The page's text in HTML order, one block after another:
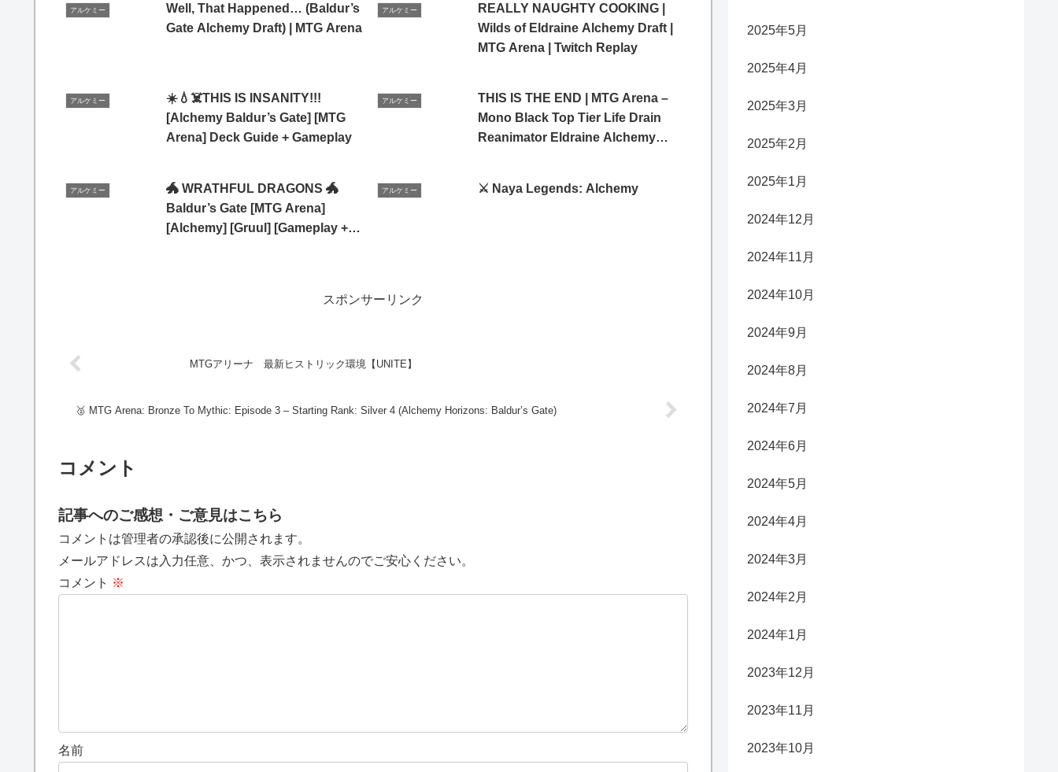
アルケミー
Well, That Happened… (Baldur’s
Gate Alchemy Draft) | MTG Arena
アルケミー
REALLY NAUGHTY COOKING |
Wilds of Eldraine Alchemy Draft |
MTG Arena | Twitch Replay
アルケミー
☀️💧☠️THIS IS INSANITY!!!
[Alchemy Baldur’s Gate] [MTG
Arena] Deck Guide + Gameplay
アルケミー
THIS IS THE END | MTG Arena –
Mono Black Top Tier Life Drain
Reanimator Eldraine Alchemy
アルケミー
🐲 WRATHFUL DRAGONS 🐲
Baldur’s Gate [MTG Arena]
[Alchemy] [Gruul] [Gameplay +
アルケミー ⚔️ Naya Legends: Alchemy
スポンサーリンク
MTGアリーナ 最新ヒストリック環境【UNITE】
🥈 MTG Arena: Bronze To Mythic: Episode 3 – Starting Rank: Silver 4 (Alchemy Horizons: Baldur’s Gate)
コメント
記事へのご感想・ご意見はこちら
コメントは管理者の承認後に公開されます。
メールアドレスは入力任意、かつ、表示されませんのでご安心ください。
コメント ※
名前
2025年5月
2025年4月
2025年3月
2025年2月
2025年1月
2024年12月
2024年11月
2024年10月
2024年9月
2024年8月
2024年7月
2024年6月
2024年5月
2024年4月
2024年3月
2024年2月
2024年1月
2023年12月
2023年11月
2023年10月